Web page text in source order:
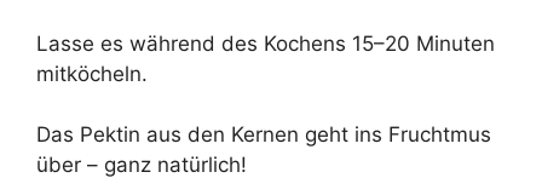
Lasse es während des Kochens 15–20 Minuten
mitköcheln.
Das Pektin aus den Kernen geht ins Fruchtmus
über – ganz natürlich!